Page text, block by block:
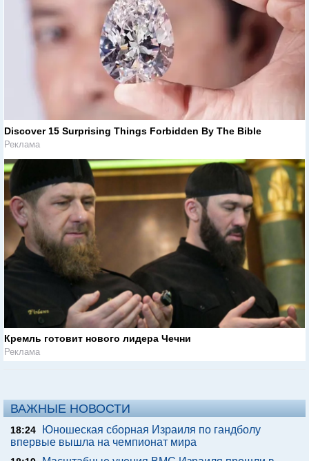
Discover 15 Surprising Things Forbidden By The Bible
Реклама
Кремль готовит нового лидера Чечни
Реклама
ВАЖНЫЕ НОВОСТИ
18:24
Юношеская сборная Израиля по гандболу
впервые вышла на чемпионат мира